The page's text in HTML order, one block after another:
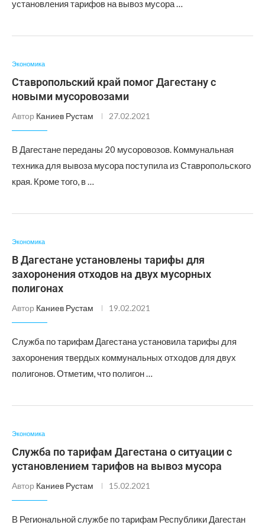
установления тарифов на вывоз мусора …
Экономика
Ставропольский край помог Дагестану с
новыми мусоровозами
Автор Каниев Рустам 27.02.2021
В Дагестане переданы 20 мусоровозов. Коммунальная
техника для вывоза мусора поступила из Ставропольского
края. Кроме того, в …
Экономика
В Дагестане установлены тарифы для
захоронения отходов на двух мусорных
полигонах
Автор Каниев Рустам 19.02.2021
Служба по тарифам Дагестана установила тарифы для
захоронения твердых коммунальных отходов для двух
полигонов. Отметим, что полигон …
Экономика
Служба по тарифам Дагестана о ситуации с
установлением тарифов на вывоз мусора
Автор Каниев Рустам 15.02.2021
В Региональной службе по тарифам Республики Дагестан